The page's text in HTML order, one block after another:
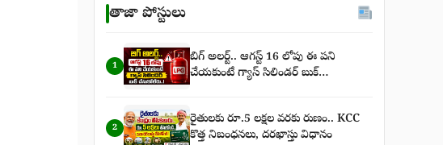
తాజా పోస్టులు
1
బిగ్‌ అలర్ట్‌.. ఆగస్ట్‌ 16 లోపు ఈ పని
చేయకుంటే గ్యాస్‌ సిలిండర్‌ బుక్‌
2
రైతులకు రూ.5 లక్షల వరకు రుణం.. KCC
కొత్త నిబంధనలు, దరఖాస్తు విధానం